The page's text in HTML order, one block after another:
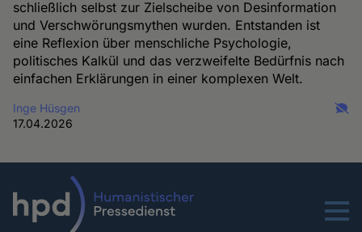
schließlich selbst zur Zielscheibe von Desinformation
und Verschwörungsmythen wurden. Entstanden ist
eine Reflexion über menschliche Psychologie,
politisches Kalkül und das verzweifelte Bedürfnis nach
einfachen Erklärungen in einer komplexen Welt.
Inge Hüsgen
17.04.2026
Menu